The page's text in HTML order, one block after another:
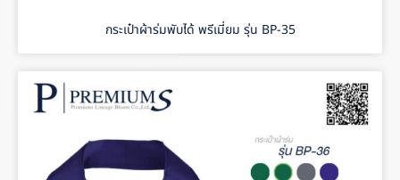
กระเป๋าผ้าร่มพับได้ พรีเมี่ยม รุ่น BP-35